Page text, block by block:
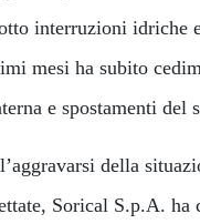
interruzioni idriche
mesi ha subito
e spostamenti del
della
Sorical S.p.A. ha